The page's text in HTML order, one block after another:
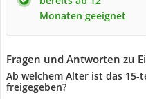
Monaten geeignet
Fragen und Antworten zu
Ab welchem Alter ist das 15-
freigegeben?